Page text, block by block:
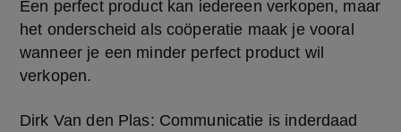
Een perfect product kan iedereen verkopen, maar
het onderscheid als coöperatie maak je vooral
wanneer je een minder perfect product wil
verkopen.
Dirk Van den Plas: Communicatie is inderdaad